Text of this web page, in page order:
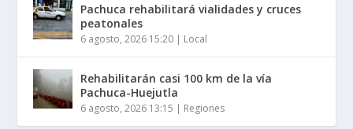
Pachuca rehabilitará vialidades y cruces
peatonales
6 agosto, 2026 15:20 | Local
Rehabilitarán casi 100 km de la vía
Pachuca-Huejutla
6 agosto, 2026 13:15 | Regiones